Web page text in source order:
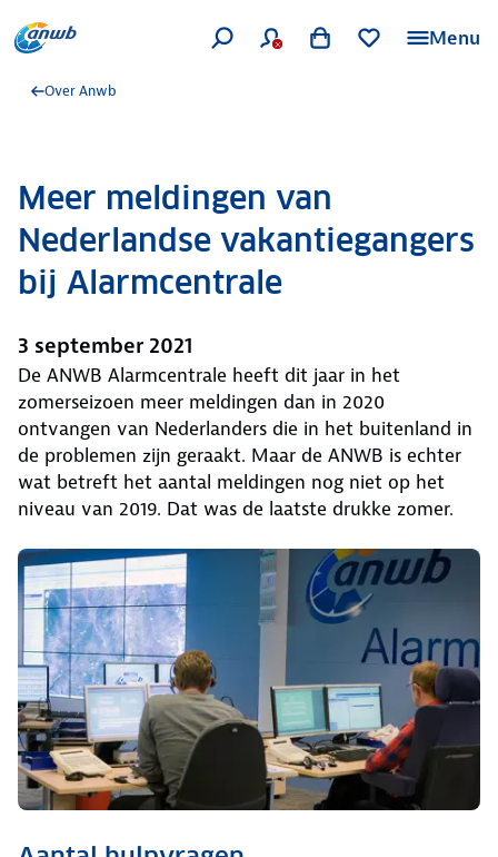
Menu
Over Anwb
Meer meldingen van
Nederlandse vakantiegangers
bij Alarmcentrale
3 september 2021
De ANWB Alarmcentrale heeft dit jaar in het
zomerseizoen meer meldingen dan in 2020
ontvangen van Nederlanders die in het buitenland in
de problemen zijn geraakt. Maar de ANWB is echter
wat betreft het aantal meldingen nog niet op het
niveau van 2019. Dat was de laatste drukke zomer.